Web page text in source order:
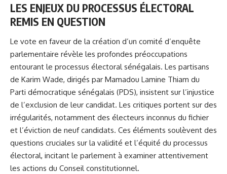
LES ENJEUX DU PROCESSUS ÉLECTORAL
REMIS EN QUESTION
Le vote en faveur de la création d’un comité d’enquête
parlementaire révèle les profondes préoccupations
entourant le processus électoral sénégalais. Les partisans
de Karim Wade, dirigés par Mamadou Lamine Thiam du
Parti démocratique sénégalais (PDS), insistent sur l’injustice
de l’exclusion de leur candidat. Les critiques portent sur des
irrégularités, notamment des électeurs inconnus du fichier
et l’éviction de neuf candidats. Ces éléments soulèvent des
questions cruciales sur la validité et l’équité du processus
électoral, incitant le parlement à examiner attentivement
les actions du Conseil constitutionnel.